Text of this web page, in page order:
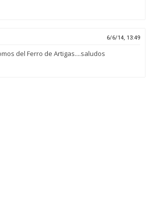
6/6/14, 13:49
del Ferro de Artigas....saludos